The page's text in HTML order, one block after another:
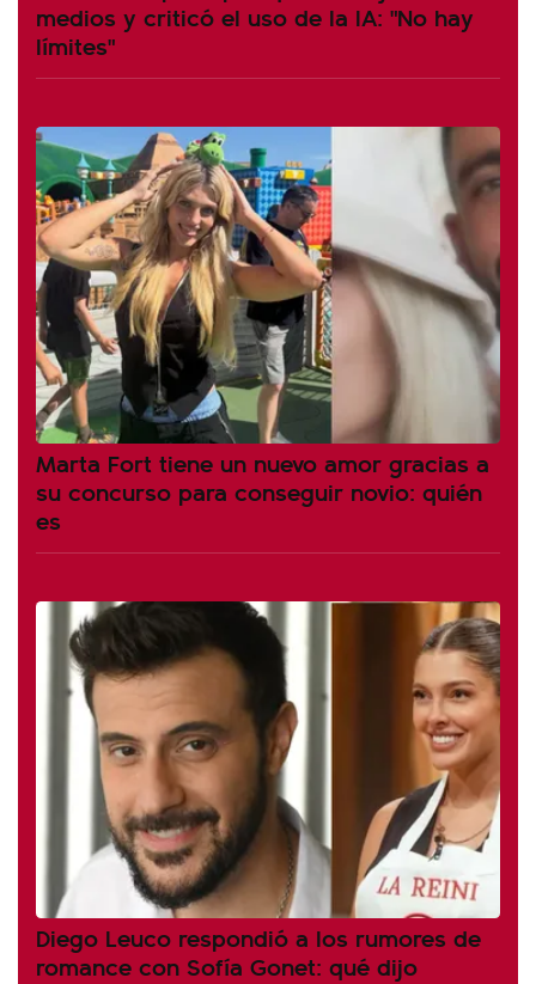
medios y criticó el uso de la IA: "No hay
límites"
Marta Fort tiene un nuevo amor gracias a
su concurso para conseguir novio: quién
es
Diego Leuco respondió a los rumores de
romance con Sofía Gonet: qué dijo